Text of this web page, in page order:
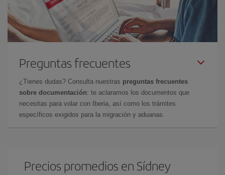
Preguntas frecuentes
¿Tienes dudas? Consulta nuestras preguntas frecuentes
sobre documentación: te aclaramos los documentos que
necesitas para volar con Iberia, así como los trámites
específicos exigidos para la migración y aduanas.
Precios promedios en Sídney